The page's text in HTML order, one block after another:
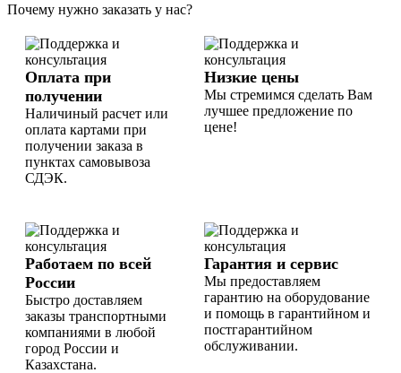
Почему нужно заказать у нас?
Оплата при
получении
Наличиный расчет или
оплата картами при
получении заказа в
пунктах самовывоза
СДЭК.
Низкие цены
Мы стремимся сделать Вам
лучшее предложение по
цене!
Работаем по всей
России
Быстро доставляем
заказы транспортными
компаниями в любой
город России и
Казахстана.
Гарантия и сервис
Мы предоставляем
гарантию на оборудование
и помощь в гарантийном и
постгарантийном
обслуживании.